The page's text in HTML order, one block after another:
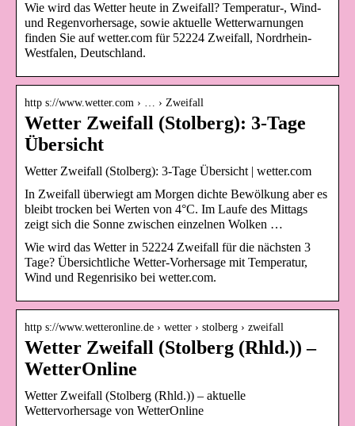
Wie wird das Wetter heute in Zweifall? Temperatur-, Wind-
und Regenvorhersage, sowie aktuelle Wetterwarnungen
finden Sie auf wetter.com für 52224 Zweifall, Nordrhein-
Westfalen, Deutschland.
http s://www.wetter.com › … › Zweifall
Wetter Zweifall (Stolberg): 3-Tage
Übersicht
Wetter Zweifall (Stolberg): 3-Tage Übersicht | wetter.com
In Zweifall überwiegt am Morgen dichte Bewölkung aber es
bleibt trocken bei Werten von 4°C. Im Laufe des Mittags
zeigt sich die Sonne zwischen einzelnen Wolken …
Wie wird das Wetter in 52224 Zweifall für die nächsten 3
Tage? Übersichtliche Wetter-Vorhersage mit Temperatur,
Wind und Regenrisiko bei wetter.com.
http s://www.wetteronline.de › wetter › stolberg › zweifall
Wetter Zweifall (Stolberg (Rhld.)) –
WetterOnline
Wetter Zweifall (Stolberg (Rhld.)) – aktuelle
Wettervorhersage von WetterOnline